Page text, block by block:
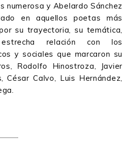
numerosa y Abelardo Sánchez
en aquellos poetas más
su trayectoria, su temática,
relación con los
y sociales que marcaron su
Rodolfo Hinostroza, Javier
César Calvo, Luis Hernández,